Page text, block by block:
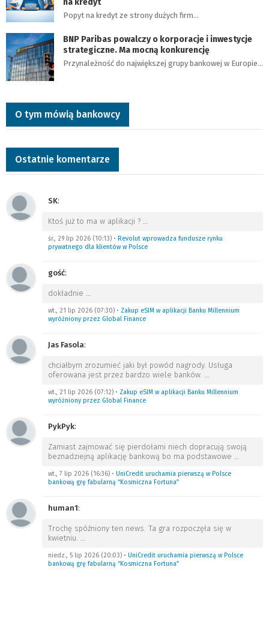
na kredyt
Popyt na kredyt ze strony dużych firm…
BNP Paribas powalczy o korporacje i inwestycje
strategiczne. Ma mocną konkurencję
Przynależność do największej grupy bankowej w Europie…
O tym mówią bankowcy
Ostatnie komentarze
SK:
Ktoś już to ma w aplikacji ? …
śr., 29 lip 2026 (10:13) • Revolut wprowadza fundusze rynku
prywatnego dla klientów w Polsce
gość:
dokładnie …
wt., 21 lip 2026 (07:30) • Zakup eSIM w aplikacji Banku Millennium
wyróżniony przez Global Finance
Jas Fasola:
chciałbym zrozumieć jaki był powód nagrody. Usługa
oferowana jest przez bardzo wiele banków. …
wt., 21 lip 2026 (07:12) • Zakup eSIM w aplikacji Banku Millennium
wyróżniony przez Global Finance
PykPyk:
Zamiast zajmować się pierdołami niech dopracują swoją
beznadziejną aplikację bankową bo ma podstawowe …
wt., 7 lip 2026 (16:36) • UniCredit uruchamia pierwszą w Polsce
bankową grę fabularną “Kosmiczna Fortuna”
human1:
Trochę spóźniony ten news. Ta gra rozpoczęła się w
kwietniu. …
niedz., 5 lip 2026 (20:03) • UniCredit uruchamia pierwszą w Polsce
bankową grę fabularną “Kosmiczna Fortuna”